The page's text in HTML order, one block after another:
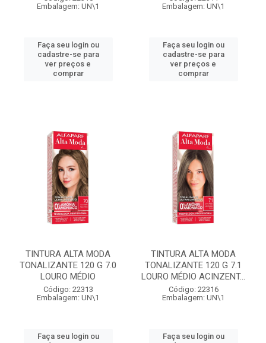
Embalagem: UN\1
Faça seu login ou
cadastre-se para
ver preços e
comprar
Embalagem: UN\1
Faça seu login ou
cadastre-se para
ver preços e
comprar
TINTURA ALTA MODA
TONALIZANTE 120 G 7.0
LOURO MÉDIO
Código: 22313
Embalagem: UN\1
Faça seu login ou
TINTURA ALTA MODA
TONALIZANTE 120 G 7.1
LOURO MÉDIO ACINZENT...
Código: 22316
Embalagem: UN\1
Faça seu login ou